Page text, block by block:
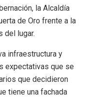
la Alcaldía
de Oro frente a la
del lugar.
infraestructura y
expectativas que se
que decidieron
tiene una fachada